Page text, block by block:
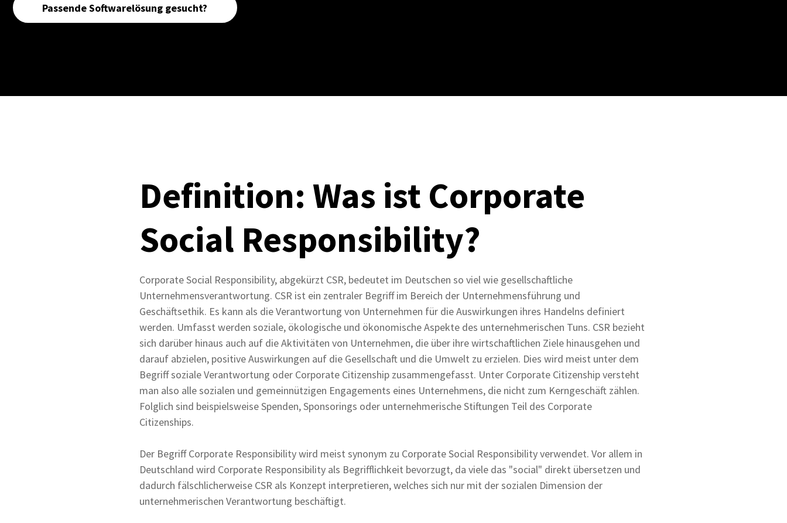
Passende Softwarelösung gesucht?
Definition: Was ist Corporate
Social Responsibility?
Corporate Social Responsibility, abgekürzt CSR, bedeutet im Deutschen so viel wie gesellschaftliche
Unternehmensverantwortung. CSR ist ein zentraler Begriff im Bereich der Unternehmensführung und
Geschäftsethik. Es kann als die Verantwortung von Unternehmen für die Auswirkungen ihres Handelns definiert
werden. Umfasst werden soziale, ökologische und ökonomische Aspekte des unternehmerischen Tuns. CSR bezieht
sich darüber hinaus auch auf die Aktivitäten von Unternehmen, die über ihre wirtschaftlichen Ziele hinausgehen und
darauf abzielen, positive Auswirkungen auf die Gesellschaft und die Umwelt zu erzielen. Dies wird meist unter dem
Begriff soziale Verantwortung oder Corporate Citizenship zusammengefasst. Unter Corporate Citizenship versteht
man also alle sozialen und gemeinnützigen Engagements eines Unternehmens, die nicht zum Kerngeschäft zählen.
Folglich sind beispielsweise Spenden, Sponsorings oder unternehmerische Stiftungen Teil des Corporate
Citizenships.
Der Begriff Corporate Responsibility wird meist synonym zu Corporate Social Responsibility verwendet. Vor allem in
Deutschland wird Corporate Responsibility als Begrifflichkeit bevorzugt, da viele das "social" direkt übersetzen und
dadurch fälschlicherweise CSR als Konzept interpretieren, welches sich nur mit der sozialen Dimension der
unternehmerischen Verantwortung beschäftigt.